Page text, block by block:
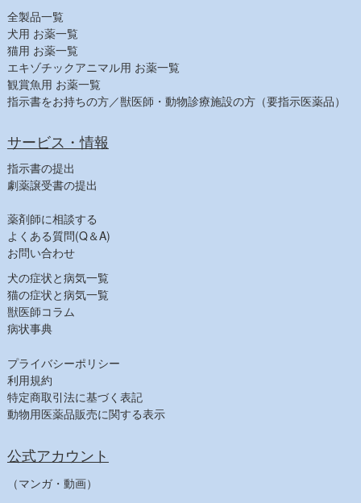
全製品一覧
犬用 お薬一覧
猫用 お薬一覧
エキゾチックアニマル用 お薬一覧
観賞魚用 お薬一覧
指示書をお持ちの方／獣医師・動物診療施設の方（要指示医薬品）
サービス・情報
指示書の提出
劇薬譲受書の提出
薬剤師に相談する
よくある質問(Q＆A)
お問い合わせ
犬の症状と病気一覧
猫の症状と病気一覧
獣医師コラム
病状事典
プライバシーポリシー
利用規約
特定商取引法に基づく表記
動物用医薬品販売に関する表示
公式アカウント
（マンガ・動画）